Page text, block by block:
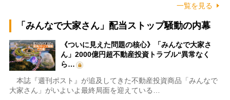
一覧を見る
「みんなで大家さん」配当ストップ騒動の内幕
《ついに見えた問題の核心》「みんなで大家さ
ん」2000億円超不動産投資トラブル“異常なく
ら…
本誌『週刊ポスト』が追及してきた不動産投資商品「みんなで
大家さん」がいよいよ最終局面を迎えている…